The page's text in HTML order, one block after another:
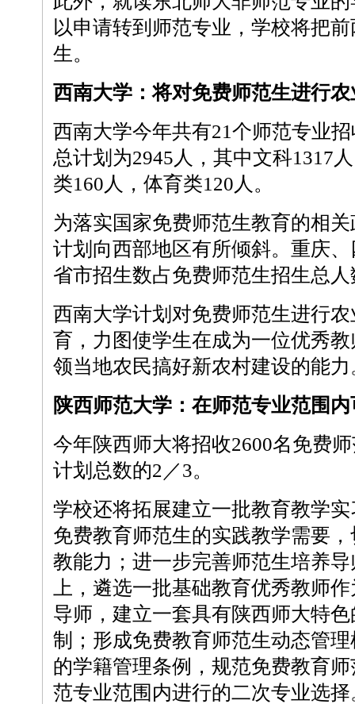
以申请转到师范专业，学校将把
生。
西南大学：将对免费师范生进行
西南大学今年共有21个师范专业
总计划为2945人，其中文科1317
类160人，体育类120人。
为落实国家免费师范生教育的相
计划向西部地区有所倾斜。重庆
省市招生数占免费师范生招生总人
西南大学计划对免费师范生进行
育，力图使学生在成为一位优秀
领当地农民搞好新农村建设的能力
陕西师范大学：在师范专业范围
今年陕西师大将招收2600名免费
计划总数的2／3。
学校还将拓展建立一批教育教学
免费教育师范生的实践教学需要
教能力；进一步完善师范生培养
上，遴选一批基础教育优秀教师
导师，建立一套具有陕西师大特
制；形成免费教育师范生动态管
的学籍管理条例，规范免费教育
范专业范围内进行的二次专业选择